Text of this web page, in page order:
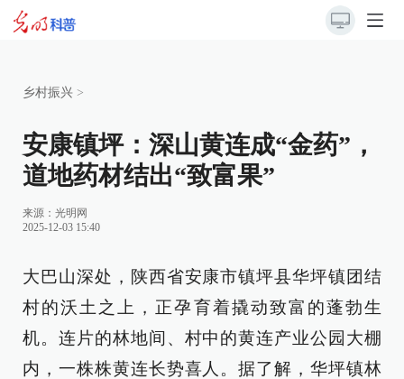
乡村振兴 >
安康镇坪：深山黄连成“金药”，
道地药材结出“致富果”
来源： 光明网
2025-12-03 15:40
大巴山深处，陕西省安康市镇坪县华坪镇团结
村的沃土之上，正孕育着撬动致富的蓬勃生
机。连片的林地间、村中的黄连产业公园大棚
内，一株株黄连长势喜人。据了解，华坪镇林